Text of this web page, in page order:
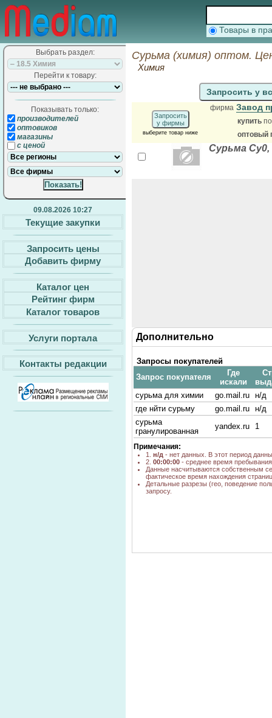
Товары в
Выбрать раздел:
Перейти к товару:
Показывать только:
производителей
оптовиков
магазины
с ценой
09.08.2026 10:27
Текущие закупки
Запросить цены
Добавить фирму
Каталог цен
Рейтинг фирм
Каталог товаров
Услуги портала
Контакты редакции
Сурьма (химия) оптом.
Химия
Запросить у
Запросить
у фирмы
выберите товар ниже
фирма Завод
купить
оптовый
Сурьма Су0,
Дополнительно
Запросы покупателей
Запрос покупателя
Где
искали
сурьма для химии
go.mail.ru н/д
где нйти сурьму
go.mail.ru н/д
сурьма
гранулированная
yandex.ru 1
Примечания:
1. н/д - нет данных. В этот период
2. 00:00:00 - среднее время
Данные насчитываются собственным
фактическое время нахождения
Детальные разрезы (гео, поведение
запросу.